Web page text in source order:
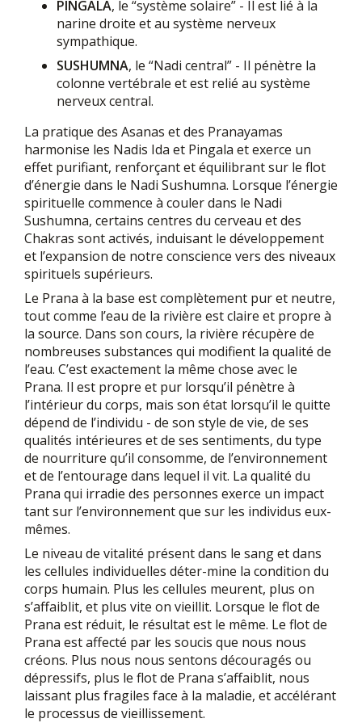
PINGALA, le “système solaire” - Il est lié à la
narine droite et au système nerveux
sympathique.
SUSHUMNA, le “Nadi central” - Il pénètre la
colonne vertébrale et est relié au système
nerveux central.
La pratique des Asanas et des Pranayamas
harmonise les Nadis Ida et Pingala et exerce un
effet purifiant, renforçant et équilibrant sur le flot
d’énergie dans le Nadi Sushumna. Lorsque l’énergie
spirituelle commence à couler dans le Nadi
Sushumna, certains centres du cerveau et des
Chakras sont activés, induisant le développement
et l’expansion de notre conscience vers des niveaux
spirituels supérieurs.
Le Prana à la base est complètement pur et neutre,
tout comme l’eau de la rivière est claire et propre à
la source. Dans son cours, la rivière récupère de
nombreuses substances qui modifient la qualité de
l’eau. C’est exactement la même chose avec le
Prana. Il est propre et pur lorsqu’il pénètre à
l’intérieur du corps, mais son état lorsqu’il le quitte
dépend de l’individu - de son style de vie, de ses
qualités intérieures et de ses sentiments, du type
de nourriture qu’il consomme, de l’environnement
et de l’entourage dans lequel il vit. La qualité du
Prana qui irradie des personnes exerce un impact
tant sur l’environnement que sur les individus eux-
mêmes.
Le niveau de vitalité présent dans le sang et dans
les cellules individuelles déter-mine la condition du
corps humain. Plus les cellules meurent, plus on
s’affaiblit, et plus vite on vieillit. Lorsque le flot de
Prana est réduit, le résultat est le même. Le flot de
Prana est affecté par les soucis que nous nous
créons. Plus nous nous sentons découragés ou
dépressifs, plus le flot de Prana s’affaiblit, nous
laissant plus fragiles face à la maladie, et accélérant
le processus de vieillissement.